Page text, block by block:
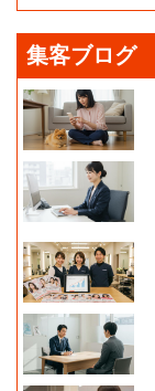
集客ブログ